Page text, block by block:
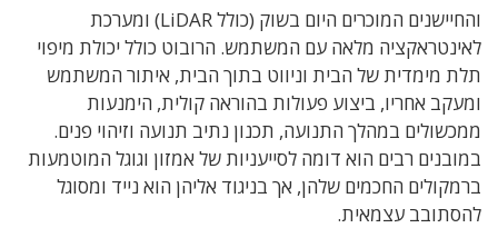
והחיישנים המוכרים היום בשוק (כולל LiDAR) ומערכת
לאינטראקציה מלאה עם המשתמש. הרובוט כולל יכולת מיפוי
תלת מימדית של הבית וניווט בתוך הבית, איתור המשתמש
ומעקב אחריו, ביצוע פעולות בהוראה קולית, הימנעות
ממכשולים במהלך התנועה, תכנון נתיב תנועה וזיהוי פנים.
במובנים רבים הוא דומה לסייעניות של אמזון וגוגל המוטמעות
ברמקולים החכמים שלהן, אך בניגוד אליהן הוא נייד ומסוגל
להסתובב עצמאית.